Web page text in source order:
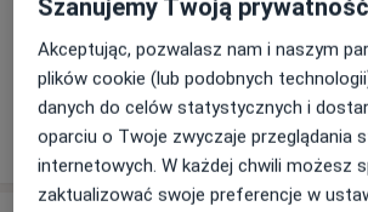
Centrum Medyczne POLMED Oddział
Konsultacja chirurga
Poproś o wizytę
Szanujemy Twoją prywatność
Akceptując, pozwalasz nam i naszym
plików cookie (lub podobnych
danych do celów statystycznych i
oparciu o Twoje zwyczaje przeglądania
internetowych. W każdej chwili możesz
zaktualizować swoje preferencje w